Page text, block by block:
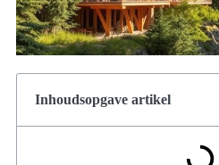
Inhoudsopgave artikel